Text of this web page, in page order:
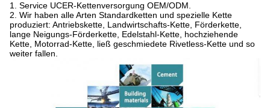
1. Service UCER-Kettenversorgung OEM/ODM.
2. Wir haben alle Arten Standardketten und spezielle Kette
produziert: Antriebskette, Landwirtschafts-Kette, Förderkette,
lange Neigungs-Förderkette, Edelstahl-Kette, hochziehende
Kette, Motorrad-Kette, ließ geschmiedete Rivetless-Kette und so
weiter fallen.